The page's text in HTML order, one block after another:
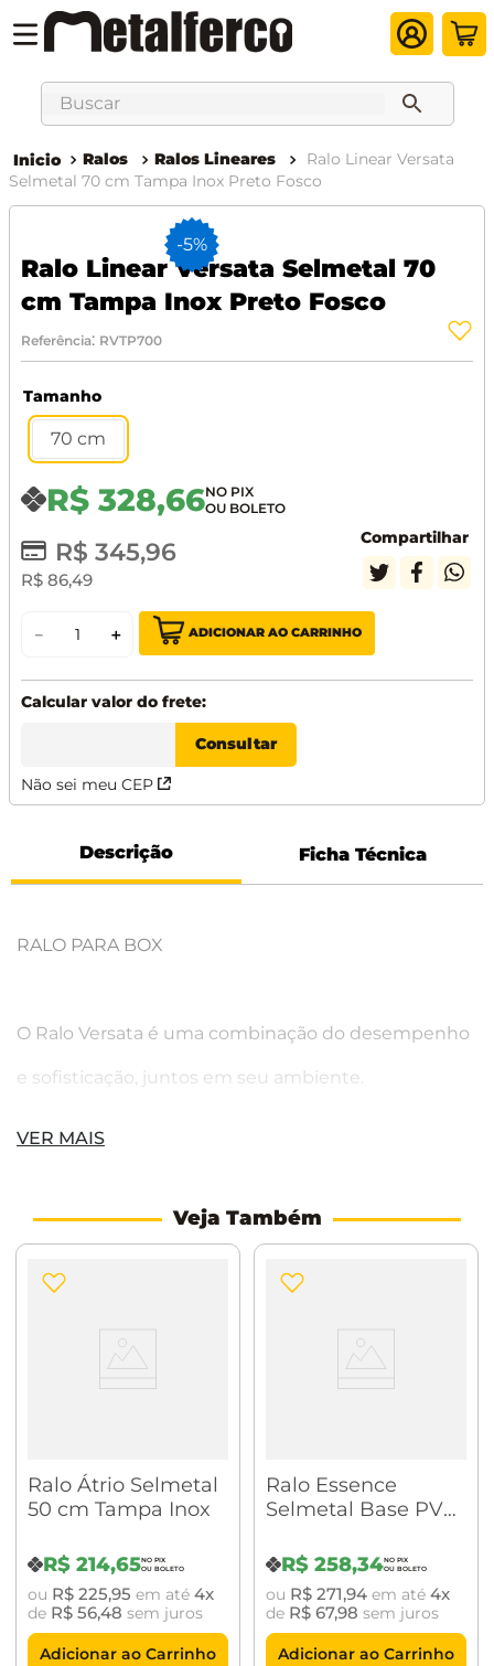
Buscar
Ralos Ralos Lineares
Ralo Linear Versata
Selmetal 70 cm Tampa Inox Preto Fosco
-5%
Ralo Linear Versata Selmetal 70
cm Tampa Inox Preto Fosco
Referência: RVTP700
Tamanho
70 cm
R$ 328,66
R$ 345,96
R$ 86,49
Compartilhar
＋
－ ADICIONAR AO CARRINHO
Não sei meu CEP
Descrição Ficha Técnica
RALO PARA BOX
O Ralo Versata é uma combinação do desempenho
e sofisticação, juntos em seu ambiente.
Caixa do sistema sifonado: O sifão horizontal
funciona como uma comporta, garantindo maior
proteção contra o mau cheiro e gases da tubulação
Grade de proteção: Evita entrada de itens que
possam entupir o ralo deixando sua manutenção
Flange: Permite a saída para baixo ou lateral
Caracteristicas:
Tampa Inox 304;
Base PVC;
VER MAIS
Veja Também
Ralo Átrio Selmetal
50 cm Tampa Inox
R$ 214,65
ou R$ 225,95 em até 4
de R$ 56,48 sem juros
Adicionar ao Carrinho
Ralo Essence
Selmetal Base PVC
R$ 258,34
ou R$ 271,94em até 4
de R$ 67,98 sem juros
Adicionar ao Carrinho